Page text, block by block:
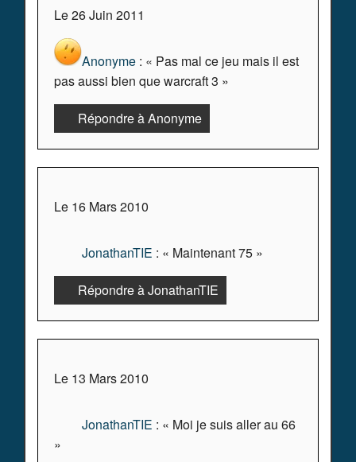
Le 26 Juin 2011
Anonyme : « Pas mal ce jeu mais il est
pas aussi bien que warcraft 3 »
Répondre à Anonyme
Le 16 Mars 2010
JonathanTIE : « Maintenant 75 »
Répondre à JonathanTIE
Le 13 Mars 2010
JonathanTIE : « Moi je suis aller au 66
»